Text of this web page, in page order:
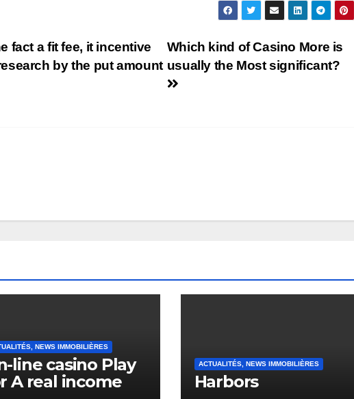
Which kind of Casino More is
usually the Most significant?
fact a fit fee, it incentive
by the put amount
NEWS IMMOBILIÈRES
line casino Play
A real income
ACTUALITÉS, NEWS IMMOBILIÈRES
Harbors